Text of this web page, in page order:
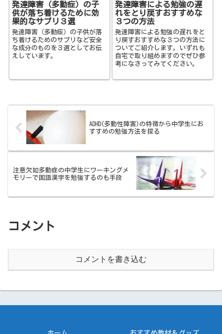
発達障害（多動症）の子
供が落ち着けるために効
果的なサプリ３選
発達障害（多動症）の子供が落
ち着けるためのサプリなど安全
な成分のものを３選としてお伝
えしています。
発達障害による勉強の遅
れをとり戻すおすすめな
３つの方法
発達障害による勉強の遅れをと
り戻すおすすめな３つの方法に
ついてご紹介します。いずれも
自宅で取り組めますのでぜひ参
考になさってみてください。
ADHD(多動性障害)の特徴から中学生にお
すすめの勉強方法を探る
注意欠如多動症の中学生にワーキングメ
モリーで国語漢字を勉強するのも手段
コメント
コメントを書き込む